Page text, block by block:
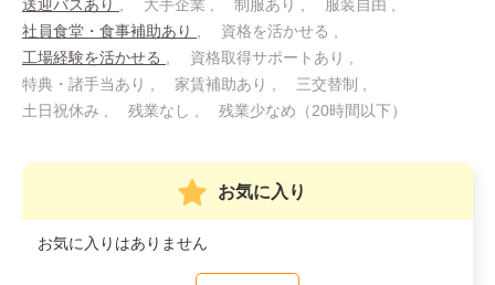
送迎バスあり 大手企業 制服あり
服装自由
社員食堂・食事補助あり
資格を活かせる
工場経験を活かせる
資格取得サポートあり
特典・諸手当あり
家賃補助あり
三交替制
土日祝休み
残業なし 残業少なめ（20時間以下）
お気に入り
お気に入りはありません